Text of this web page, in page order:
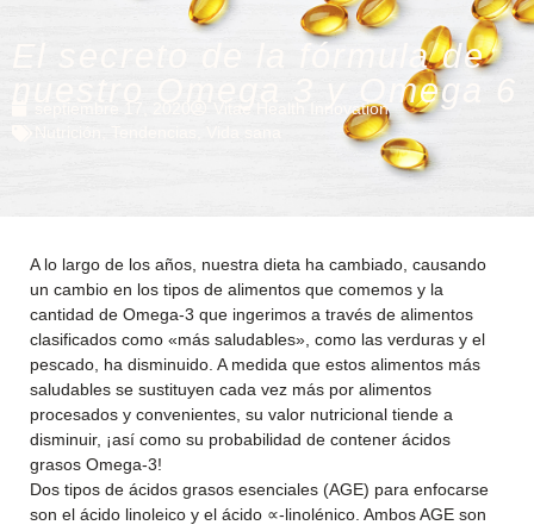
El secreto de la fórmula de
nuestro Omega 3 y Omega 6
Vitae Health Innovation
A lo largo de los años, nuestra dieta ha cambiado, causando
un cambio en los tipos de alimentos que comemos y la
cantidad de Omega-3 que ingerimos a través de alimentos
clasificados como «más saludables», como las verduras y el
pescado, ha disminuido. A medida que estos alimentos más
saludables se sustituyen cada vez más por alimentos
procesados y convenientes, su valor nutricional tiende a
disminuir, ¡así como su probabilidad de contener ácidos
grasos Omega-3!
Dos tipos de ácidos grasos esenciales (AGE) para enfocarse
son el ácido linoleico y el ácido ∝-linolénico. Ambos AGE son